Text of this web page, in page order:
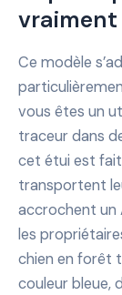
vraiment
Ce modèle
vous êtes un
traceur dans
cet étui est
transportent
accrochent un
les
chien en forêt
couleur bleue,